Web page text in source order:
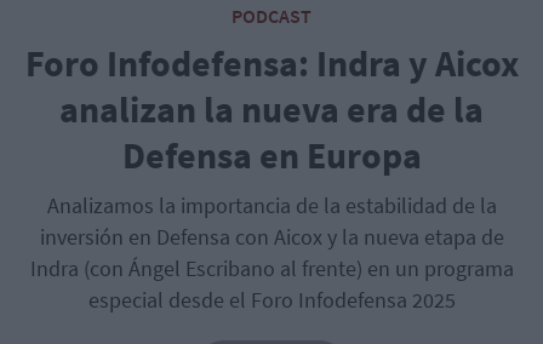
PODCAST
Foro Infodefensa: Indra y Aicox
analizan la nueva era de la
Defensa en Europa
Analizamos la importancia de la estabilidad de la
inversión en Defensa con Aicox y la nueva etapa de
Indra (con Ángel Escribano al frente) en un programa
especial desde el Foro Infodefensa 2025